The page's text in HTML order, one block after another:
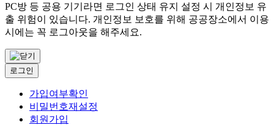
PC방 등 공용 기기라면 로그인 상태 유지 설정 시 개인정보 유
출 위험이 있습니다. 개인정보 보호를 위해 공공장소에서 이용
시에는 꼭 로그아웃을 해주세요.
로그인
가입여부확인
비밀번호재설정
회원가입